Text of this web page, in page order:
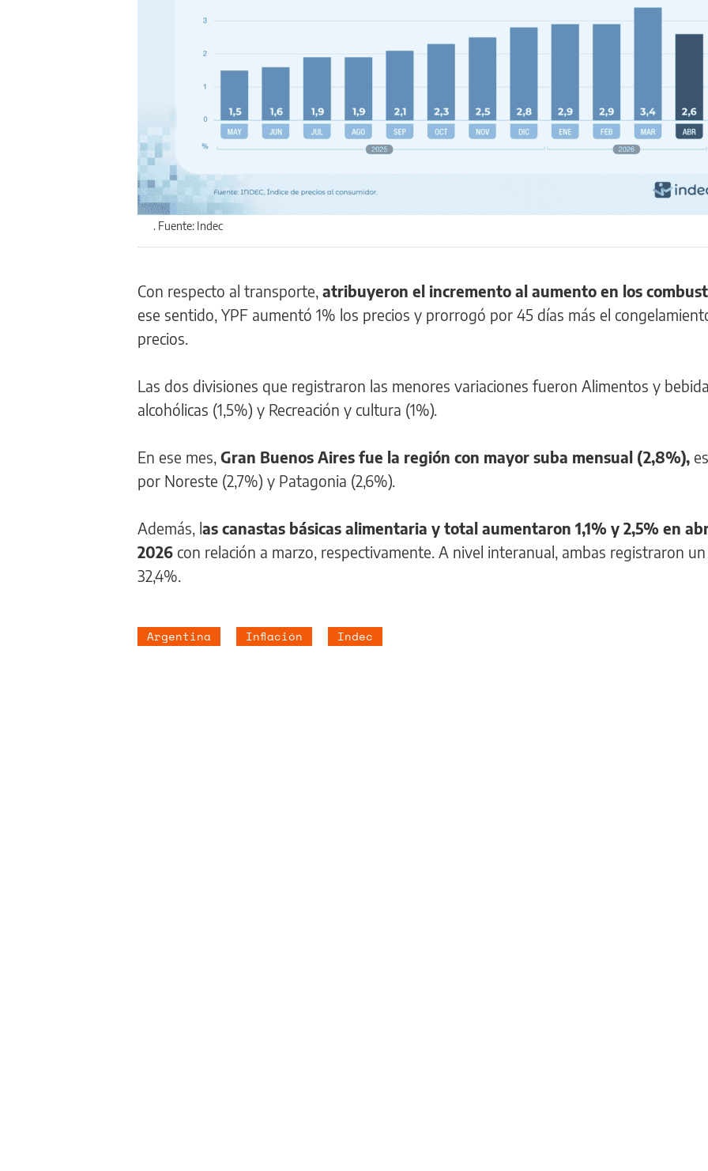
. Fuente: Indec
Con respecto al transporte, atribuyeron el incremento al aumento en los
ese sentido, YPF aumentó 1% los precios y prorrogó por 45 días más el
precios.
Las dos divisiones que registraron las menores variaciones fueron Alimentos y
alcohólicas (1,5%) y Recreación y cultura (1%).
En ese mes, Gran Buenos Aires fue la región con mayor suba mensual (2,8%),
por Noreste (2,7%) y Patagonia (2,6%).
Además, las canastas básicas alimentaria y total aumentaron 1,1% y 2,5% en
2026 con relación a marzo, respectivamente. A nivel interanual, ambas registraron
32,4%.
Argentina Inflación Indec